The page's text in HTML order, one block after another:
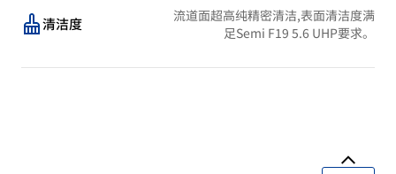
清洁度
流道面超高纯精密清洁,表面清洁度满
足Semi F19 5.6 UHP要求。